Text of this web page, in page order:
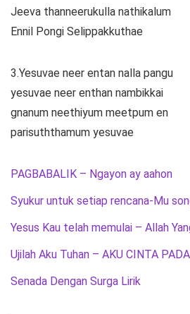
Jeeva thanneerukulla nathikalum
Ennil Pongi Selippakkuthae
3.Yesuvae neer entan nalla pangu
yesuvae neer enthan nambikkai
gnanum neethiyum meetpum en
parisuththamum yesuvae
PAGBABALIK – Ngayon ay aahon
Syukur untuk setiap rencana-Mu
Yesus Kau telah memulai – Allah
Ujilah Aku Tuhan – AKU CINTA
Senada Dengan Surga Lirik